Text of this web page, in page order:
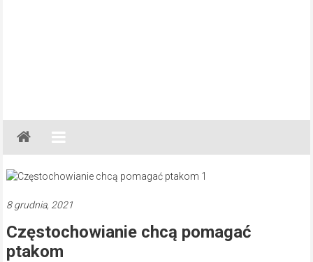
Gazeta
Regionalna
Częstochowa,
Lubliniec,
8 grudnia, 2021
Częstochowianie chcą pomagać
ptakom